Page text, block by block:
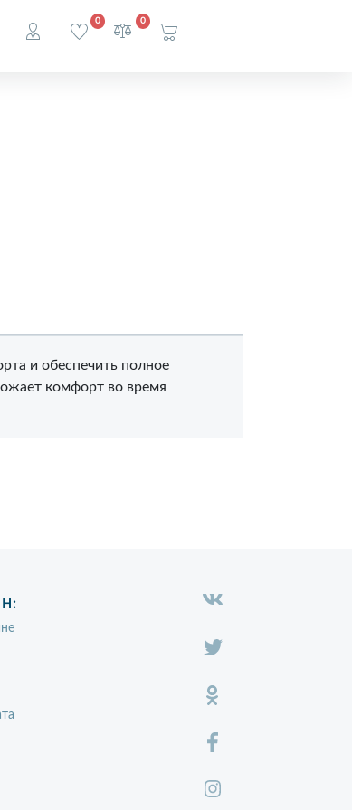
0 0
и обеспечить полное
комфорт во время